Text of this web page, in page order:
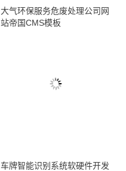
大气环保服务危废处理公司网
站帝国CMS模板
车牌智能识别系统软硬件开发